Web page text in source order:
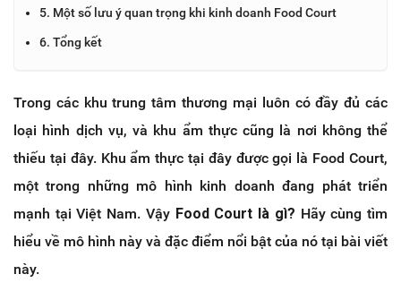
5. Một số lưu ý quan trọng khi kinh doanh Food Court
6. Tổng kết
Trong các khu trung tâm thương mại luôn có đầy đủ các
loại hình dịch vụ, và khu ẩm thực cũng là nơi không thể
thiếu tại đây. Khu ẩm thực tại đây được gọi là Food Court,
một trong những mô hình kinh doanh đang phát triển
mạnh tại Việt Nam. Vậy Food Court là gì? Hãy cùng tìm
hiểu về mô hình này và đặc điểm nổi bật của nó tại bài viết
này.